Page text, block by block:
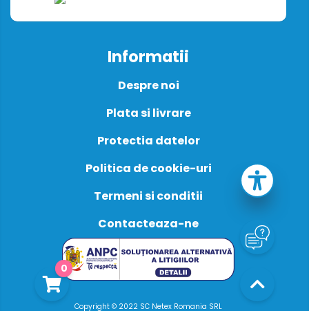
0
Informatii
Despre noi
Plata si livrare
Protectia datelor
Politica de cookie-uri
Termeni si conditii
Contacteaza-ne
Copyright © 2022 SC Netex Romania SRL